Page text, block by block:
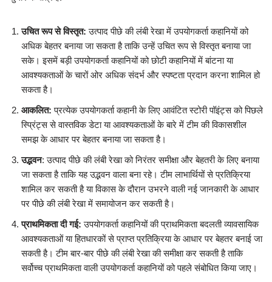
उचित रूप से विस्तृत: उत्पाद पीछे की लंबी रेखा में उपयोगकर्ता कहानियों को
अधिक बेहतर बनाया जा सकता है ताकि उन्हें उचित रूप से विस्तृत बनाया जा
सके। इसमें बड़ी उपयोगकर्ता कहानियों को छोटी कहानियों में बांटना या
आवश्यकताओं के चारों ओर अधिक संदर्भ और स्पष्टता प्रदान करना शामिल हो
सकता है।
आकलित: प्रत्येक उपयोगकर्ता कहानी के लिए आवंटित स्टोरी पॉइंट्स को पिछले
स्प्रिंट्स से वास्तविक डेटा या आवश्यकताओं के बारे में टीम की विकासशील
समझ के आधार पर बेहतर बनाया जा सकता है।
उद्भवन: उत्पाद पीछे की लंबी रेखा को निरंतर समीक्षा और बेहतरी के लिए बनाया
जा सकता है ताकि यह उद्भवन वाला बना रहे। टीम लाभार्थियों से प्रतिक्रिया
शामिल कर सकती है या विकास के दौरान उभरने वाली नई जानकारी के आधार
पर पीछे की लंबी रेखा में समायोजन कर सकती है।
प्राथमिकता दी गई: उपयोगकर्ता कहानियों की प्राथमिकता बदलती व्यावसायिक
आवश्यकताओं या हितधारकों से प्राप्त प्रतिक्रिया के आधार पर बेहतर बनाई जा
सकती है। टीम बार-बार पीछे की लंबी रेखा की समीक्षा कर सकती है ताकि
सर्वोच्च प्राथमिकता वाली उपयोगकर्ता कहानियों को पहले संबोधित किया जाए।